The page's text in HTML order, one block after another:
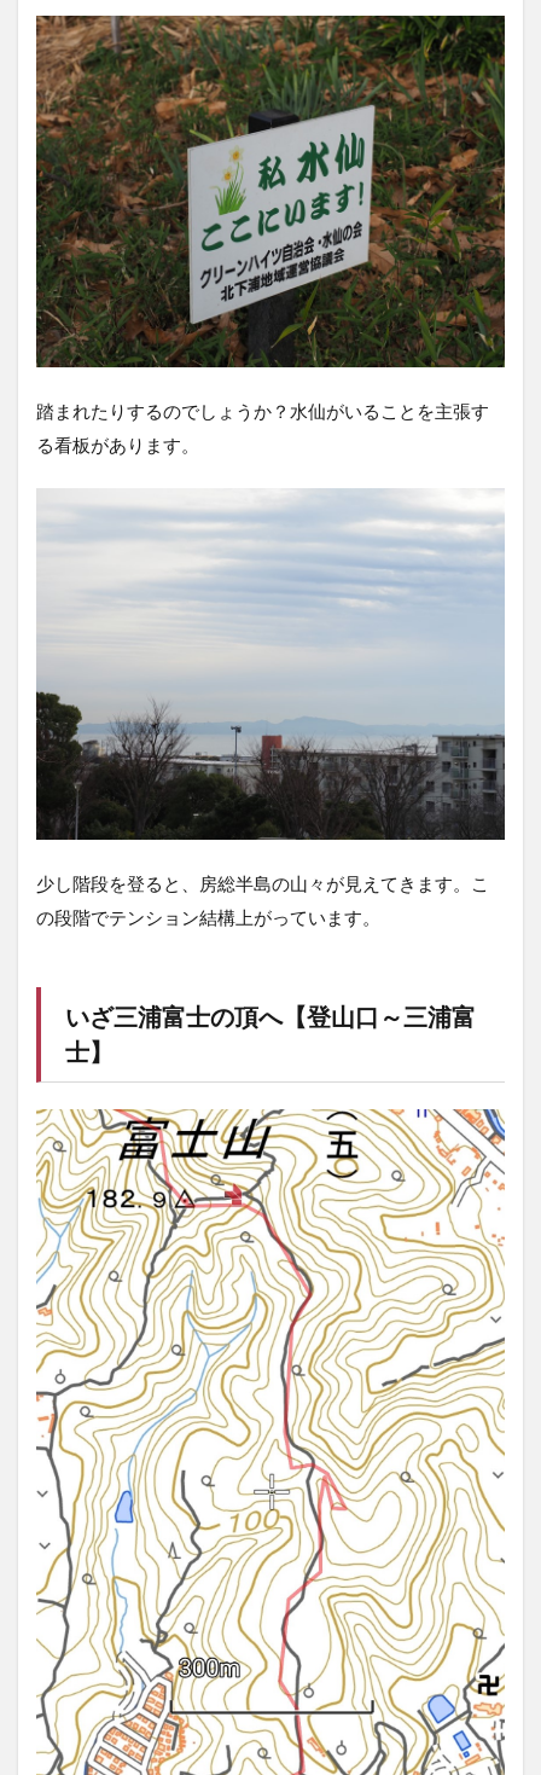
踏まれたりするのでしょうか？水仙がいることを主張す
る看板があります。
少し階段を登ると、房総半島の山々が見えてきます。こ
の段階でテンション結構上がっています。
いざ三浦富士の頂へ【登山口～三浦富
士】